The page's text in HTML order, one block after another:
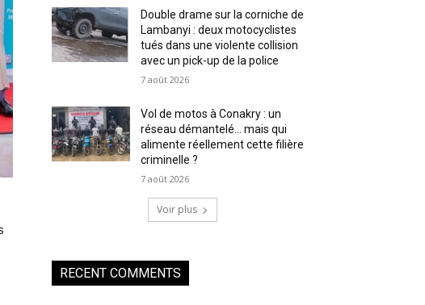
Double drame sur la corniche de
Lambanyi : deux motocyclistes
tués dans une violente collision
avec un pick-up de la police
7 août 2026
Vol de motos à Conakry : un
réseau démantelé… mais qui
alimente réellement cette filière
criminelle ?
7 août 2026
Voir plus
RECENT COMMENTS